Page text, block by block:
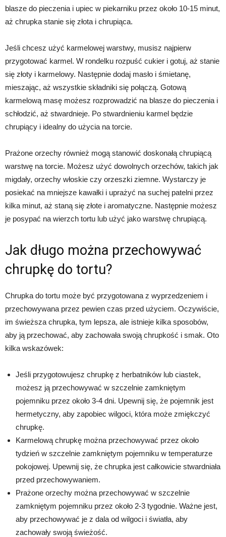
blasze do pieczenia i upiec w piekarniku przez około 10-15 minut,
aż chrupka stanie się złota i chrupiąca.
Jeśli chcesz użyć karmelowej warstwy, musisz najpierw
przygotować karmel. W rondelku rozpuść cukier i gotuj, aż stanie
się złoty i karmelowy. Następnie dodaj masło i śmietanę,
mieszając, aż wszystkie składniki się połączą. Gotową
karmelową masę możesz rozprowadzić na blasze do pieczenia i
schłodzić, aż stwardnieje. Po stwardnieniu karmel będzie
chrupiący i idealny do użycia na torcie.
Prażone orzechy również mogą stanowić doskonałą chrupiącą
warstwę na torcie. Możesz użyć dowolnych orzechów, takich jak
migdały, orzechy włoskie czy orzeszki ziemne. Wystarczy je
posiekać na mniejsze kawałki i uprażyć na suchej patelni przez
kilka minut, aż staną się złote i aromatyczne. Następnie możesz
je posypać na wierzch tortu lub użyć jako warstwę chrupiącą.
Jak długo można przechowywać
chrupkę do tortu?
Chrupka do tortu może być przygotowana z wyprzedzeniem i
przechowywana przez pewien czas przed użyciem. Oczywiście,
im świeższa chrupka, tym lepsza, ale istnieje kilka sposobów,
aby ją przechować, aby zachowała swoją chrupkość i smak. Oto
kilka wskazówek:
Jeśli przygotowujesz chrupkę z herbatników lub ciastek,
możesz ją przechowywać w szczelnie zamkniętym
pojemniku przez około 3-4 dni. Upewnij się, że pojemnik jest
hermetyczny, aby zapobiec wilgoci, która może zmiękczyć
chrupkę.
Karmelową chrupkę można przechowywać przez około
tydzień w szczelnie zamkniętym pojemniku w temperaturze
pokojowej. Upewnij się, że chrupka jest całkowicie stwardniała
przed przechowywaniem.
Prażone orzechy można przechowywać w szczelnie
zamkniętym pojemniku przez około 2-3 tygodnie. Ważne jest,
aby przechowywać je z dala od wilgoci i światła, aby
zachowały swoją świeżość.